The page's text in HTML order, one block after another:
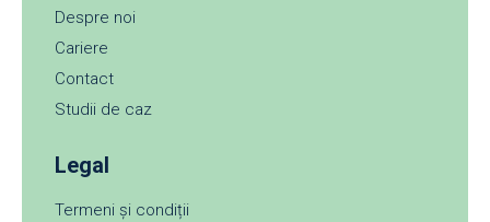
Despre noi
Cariere
Contact
Studii de caz
Legal
Termeni și condiții